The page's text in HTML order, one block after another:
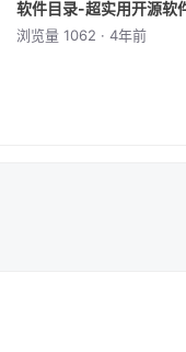
软件目录-超实用开源软
浏览量 1062 · 4年前